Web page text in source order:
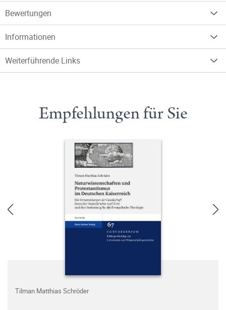
Bewertungen
Informationen
Weiterführende Links
Empfehlungen für Sie
Tilman Matthias Schröder